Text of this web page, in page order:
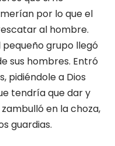
por lo que el
al hombre.
grupo llegó
sus hombres. Entró
pidiéndole a Dios
tendría que dar y
en la choza,
guardias.